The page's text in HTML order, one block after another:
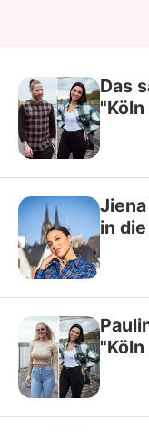
Das
in